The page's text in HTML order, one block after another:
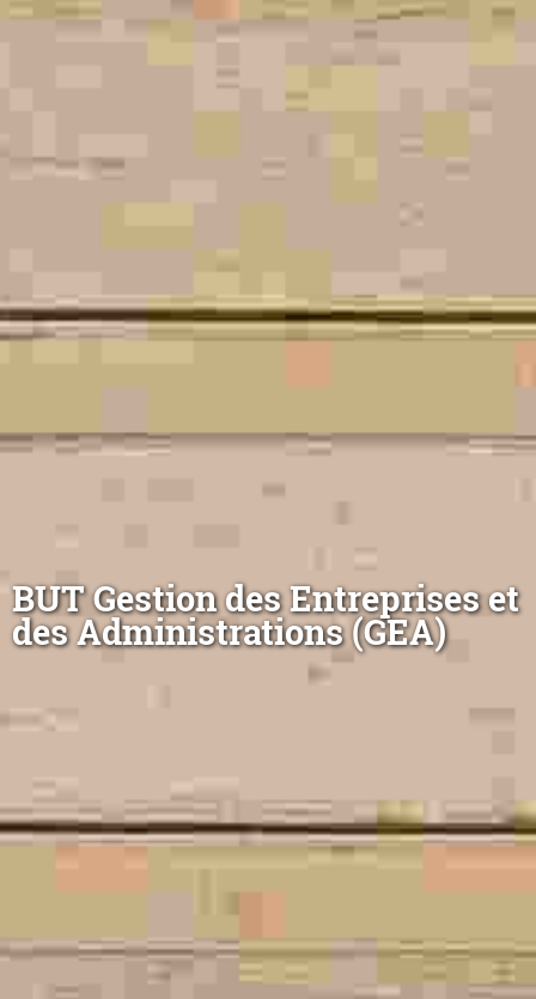
BUT Gestion des Entreprises et
des Administrations (GEA)